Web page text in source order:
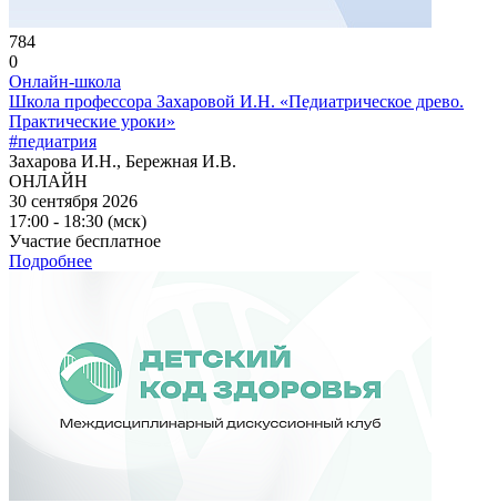
784
0
Онлайн-школа
Школа профессора Захаровой И.Н. «Педиатрическое древо.
Практические уроки»
#педиатрия
Захарова И.Н., Бережная И.В.
ОНЛАЙН
30 сентября 2026
17:00 - 18:30 (мск)
Участие бесплатное
Подробнее